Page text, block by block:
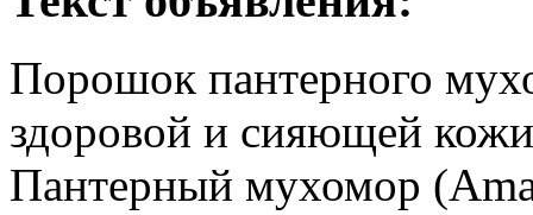
Порошок пантерного
здоровой и сияющей кожи
Пантерный мухомор